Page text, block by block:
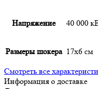
Напряжение 40 000
Размеры шокера 17х6 см
Смотреть все
Информация о доставке